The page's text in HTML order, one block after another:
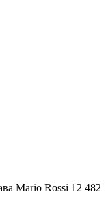
Mario Rossi 12 482